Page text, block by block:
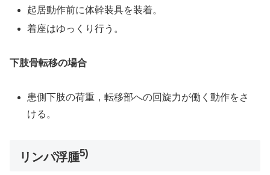
起居動作前に体幹装具を装着。
着座はゆっくり行う。
下肢骨転移の場合
患側下肢の荷重，転移部への回旋力が働く動作をさ
ける。
リンパ浮腫5)